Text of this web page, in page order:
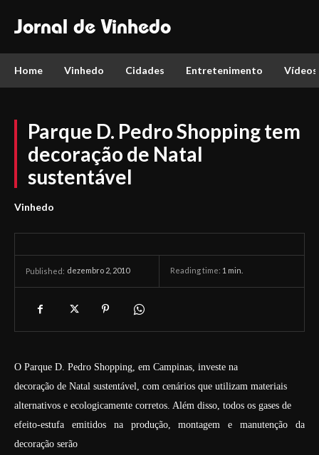
Jornal de Vinhedo
Home Vinhedo Cidades Entretenimento Vídeos
Parque D. Pedro Shopping tem
decoração de Natal
sustentável
Vinhedo
Published: dezembro 2, 2010 Reading time: 1 min.
O Parque D. Pedro Shopping, em Campinas, investe na
decoração de Natal sustentável, com cenários que utilizam materiais
alternativos e ecologicamente corretos. Além disso, todos os gases de
efeito-estufa emitidos na produção, montagem e manutenção da
decoração serão